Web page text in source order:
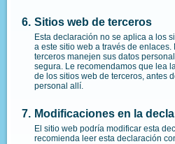
Sitios web de terceros
Esta declaración no se aplica a los
a este sitio web a través de
terceros manejen sus datos
segura. Le recomendamos que lea
de los sitios web de terceros, antes
personal allí.
Modificaciones en la
El sitio web podría modificar esta
recomienda leer esta declaración